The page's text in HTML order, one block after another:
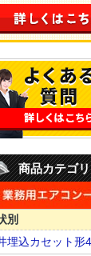
商品カテゴ
別
埋込カセット形